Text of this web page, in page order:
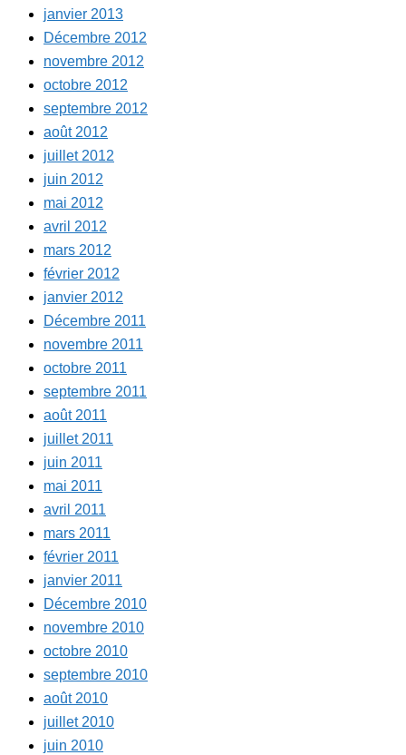
janvier 2013
Décembre 2012
novembre 2012
octobre 2012
septembre 2012
août 2012
juillet 2012
juin 2012
mai 2012
avril 2012
mars 2012
février 2012
janvier 2012
Décembre 2011
novembre 2011
octobre 2011
septembre 2011
août 2011
juillet 2011
juin 2011
mai 2011
avril 2011
mars 2011
février 2011
janvier 2011
Décembre 2010
novembre 2010
octobre 2010
septembre 2010
août 2010
juillet 2010
juin 2010